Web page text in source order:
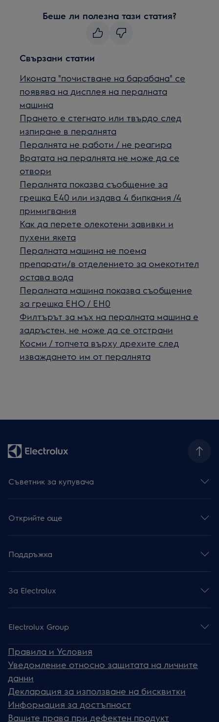
Беше ли полезна тази статия?
Свързани статии
Иконата "почистване на барабана" се
появява на дисплея на пералната
машина
Прането е стегнато или твърдо след
изпиране в пералнята
Пералнята не работи / не реагира
Вратата на пералнята не може да се
отвори
Пералнята показва съобщение за
грешка Е40 или издава 4 бипкания /4
примигвания
Как да перетe олекотени завивки и
пухени якета
Пералната машина не поема
препарати/в отделението за омекотител
остава вода
Пералната машина показва съобщение
за грешка EHO / EH0
Филтърът за мъх на пералната машина е
задръстен, не може да се отстрани
Косми / топчета върху дрехите след
изваждането им от пералнята
Съветник за купувача
Открийте още
Поддръжка
За Electrolux
Electrolux Group
Правила и Условия
Уведомление относно защитата на личните
данни
Декларация за използване на бисквитки
Информация за достъпност
Вашите права при дефектен продукт